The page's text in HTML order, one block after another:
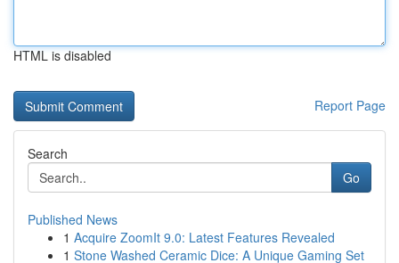
HTML is disabled
Report Page
Search
Go
Published News
1 Acquire ZoomIt 9.0: Latest Features Revealed
1 Stone Washed Ceramic Dice: A Unique Gaming Set